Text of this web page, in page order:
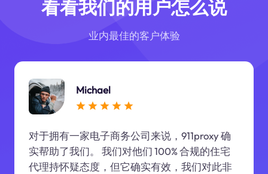
看看我们的用户怎么说
业内最佳的客户体验
Michael
对于拥有一家电子商务公司来说，911proxy 确
实帮助了我们。 我们对他们 100% 合规的住宅
代理持怀疑态度，但它确实有效，我们对此非